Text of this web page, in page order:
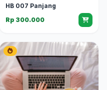
HB 007 Panjang
Rp 300.000